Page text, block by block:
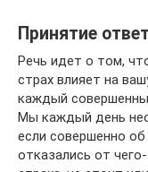
Принятие
Речь идет о том,
страх влияет на
каждый
Мы каждый день
если совершенно
отказались от